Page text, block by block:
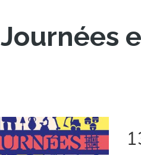
Journées